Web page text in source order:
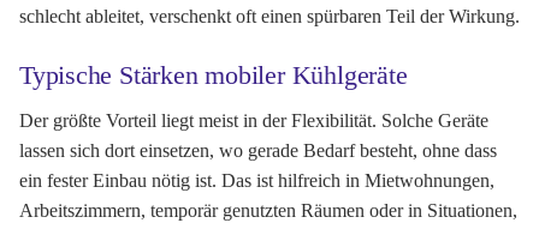
schlecht ableitet, verschenkt oft einen spürbaren Teil der Wirkung.
Typische Stärken mobiler Kühlgeräte
Der größte Vorteil liegt meist in der Flexibilität. Solche Geräte
lassen sich dort einsetzen, wo gerade Bedarf besteht, ohne dass
ein fester Einbau nötig ist. Das ist hilfreich in Mietwohnungen,
Arbeitszimmern, temporär genutzten Räumen oder in Situationen,